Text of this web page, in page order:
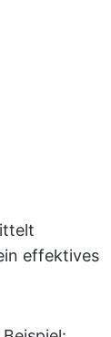
effektives